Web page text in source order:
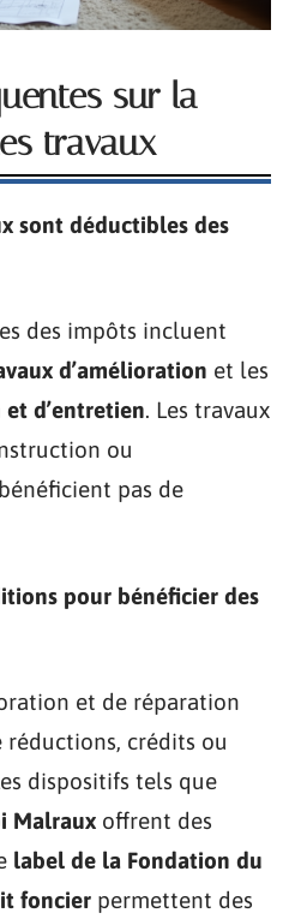
sur la
travaux
sont déductibles des
des impôts incluent
d’amélioration et les
d’entretien. Les travaux
ou
pas de
pour bénéficier des
et de réparation
crédits ou
dispositifs tels que
Malraux offrent des
label de la Fondation du
foncier permettent des